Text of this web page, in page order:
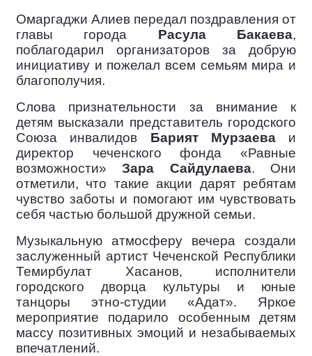
Омаргаджи Алиев передал поздравления от
главы города Расула Бакаева,
поблагодарил организаторов за добрую
инициативу и пожелал всем семьям мира и
благополучия.
Слова признательности за внимание к
детям высказали представитель городского
Союза инвалидов Барият Мурзаеваи
директор чеченского фонда «Равные
возможности»Зара Сайдулаева. Они
отметили, что такие акции дарят ребятам
чувство заботы и помогают им чувствовать
себя частью большой дружной семьи.
Музыкальную атмосферу вечера создали
заслуженный артист Чеченской Республики
Темирбулат Хасанов, исполнители
городского дворца культуры и юные
танцоры этно-студии «Адат». Яркое
мероприятие подарило особенным детям
массу позитивных эмоций и незабываемых
впечатлений.